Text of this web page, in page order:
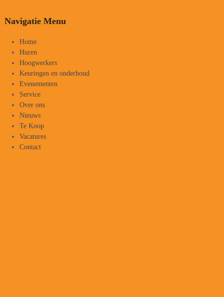
Navigatie Menu
Home
Huren
Hoogwerkers
Keuringen en onderhoud
Evenementen
Service
Over ons
Nieuws
Te Koop
Vacatures
Contact